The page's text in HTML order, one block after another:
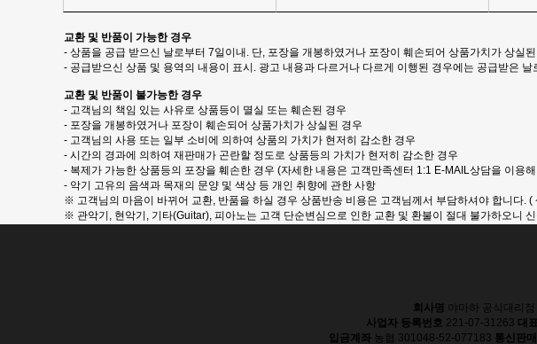
교환 및 반품이 가능한 경우
- 상품을 공급 받으신 날로부터 7일이내. 단, 포장을 개봉하였거나 포장이 훼손되어 상품가치가 상실
- 공급받으신 상품 및 용역의 내용이 표시. 광고 내용과 다르거나 다르게 이행된 경우에는 공급받은
교환 및 반품이 불가능한 경우
- 고객님의 책임 있는 사유로 상품등이 멸실 또는 훼손된 경우
- 포장을 개봉하였거나 포장이 훼손되어 상품가치가 상실된 경우
- 고객님의 사용 또는 일부 소비에 의하여 상품의 가치가 현저히 감소한 경우
- 시간의 경과에 의하여 재판매가 곤란할 정도로 상품등의 가치가 현저히 감소한 경우
- 복제가 가능한 상품등의 포장을 훼손한 경우 (자세한 내용은 고객만족센터 1:1 E-MAIL상담을 이용
- 악기 고유의 음색과 목재의 문양 및 색상 등 개인 취향에 관한 사항
※ 고객님의 마음이 바뀌어 교환, 반품을 하실 경우 상품반송 비용은 고객님께서 부담하셔야 합니다. (
※ 관악기, 현악기, 기타(Guitar), 피아노는 고객 단순변심으로 인한 교환 및 환불이 절대 불가하오니
회사명 야마하 공식대리점
사업자 등록번호 221-07-31263 대표
입금계좌 농협 301048-52-077183 통신판